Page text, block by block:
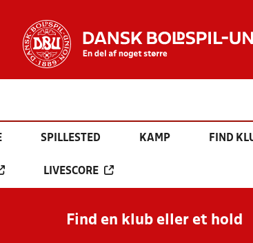
SPILLESTED KAMP FIND
LIVESCORE
Find en klub eller et hold